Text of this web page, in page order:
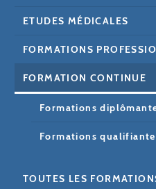
ETUDES MÉDICALES
FORMATIONS
FORMATION CONTINUE
Formations
Formations
TOUTES LES